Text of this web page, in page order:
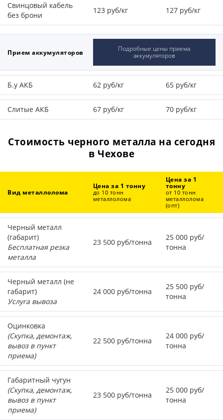
Свинцовый кабель
без брони
123 руб/кг 127 руб/кг
Прием аккумуляторов
Подробные цены приема
аккумуляторов
Б.у АКБ 62 руб/кг 65 руб/кг
Слитые АКБ 67 руб/кг 70 руб/кг
Стоимость черного металла на сегодня
в Чехове
Вид металлолома
Цена за 1 тонну
до 10 тонн
металлолома
Цена за 1
тонну
от 10 тонн
металлолома
(опт)
Черный металл
(габарит)
Бесплатная резка
металла
23 500 руб/тонна
25 000 руб/
тонна
Черный металл (не
габарит)
Услуга вывоза
24 000 руб/тонна
25 500 руб/
тонна
Оцинковка
(Скупка, демонтаж,
вывоз в пункт
приема)
22 500 руб/тонна
24 000 руб/
тонна
Габаритный чугун
(Скупка, демонтаж,
вывоз в пункт
приема)
23 500 руб/тонна
25 000 руб/
тонна